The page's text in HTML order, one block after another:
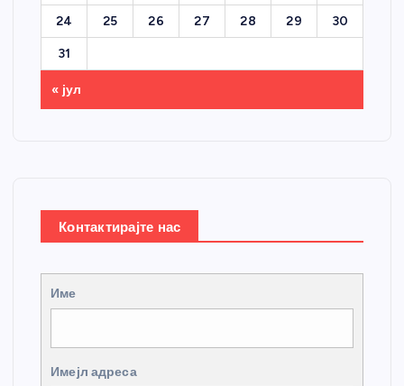
24 25 26 27 28 29 30
31
« јул
Контактирајте нас
Име
Имејл адреса